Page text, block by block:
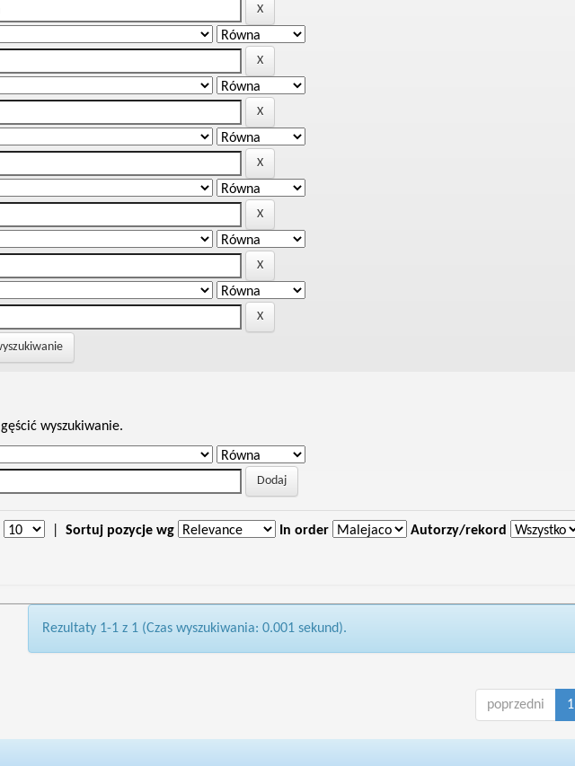
wyszukiwanie.
Sortuj pozycje wg In order Autorzy/rekord
Rezultaty 1-1 z 1 (Czas wyszukiwania: 0.001 sekund).
poprzedni 1